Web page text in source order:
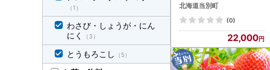
産 トマト 野菜 大容量 北海
道 当別町
北海道当別町
(0)
22,000
（1）
わさび・しょうが・にん
にく
（3）
とうもろこし （5）